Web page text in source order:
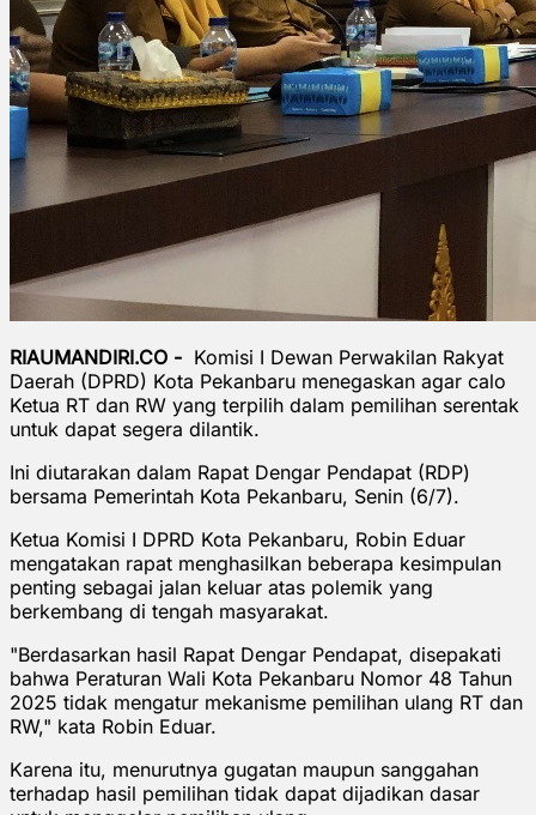
RIAUMANDIRI.CO - Komisi I Dewan Perwakilan Rakyat
Daerah (DPRD) Kota Pekanbaru menegaskan agar calo
Ketua RT dan RW yang terpilih dalam pemilihan serentak
untuk dapat segera dilantik.
Ini diutarakan dalam Rapat Dengar Pendapat (RDP)
bersama Pemerintah Kota Pekanbaru, Senin (6/7).
Ketua Komisi I DPRD Kota Pekanbaru, Robin Eduar
mengatakan rapat menghasilkan beberapa kesimpulan
penting sebagai jalan keluar atas polemik yang
berkembang di tengah masyarakat.
"Berdasarkan hasil Rapat Dengar Pendapat, disepakati
bahwa Peraturan Wali Kota Pekanbaru Nomor 48 Tahun
2025 tidak mengatur mekanisme pemilihan ulang RT dan
RW," kata Robin Eduar.
Karena itu, menurutnya gugatan maupun sanggahan
terhadap hasil pemilihan tidak dapat dijadikan dasar